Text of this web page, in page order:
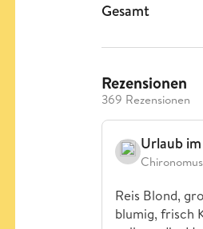
Gesamt
Rezensionen
369 Rezensionen
Urlaub
Chironomus
Reis Blond,
blumig, frisch